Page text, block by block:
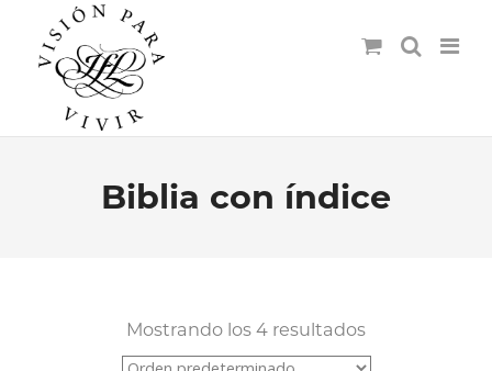
Biblia con índice
Mostrando los 4 resultados